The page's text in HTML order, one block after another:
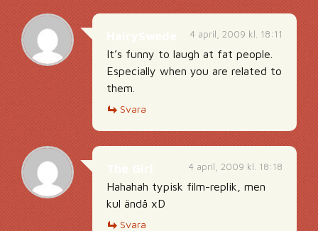
4 april, 2009 kl. 18:11
It’s funny to laugh at fat people.
Especially when you are related to
them.
Svara
4 april, 2009 kl. 18:18
Hahahah typisk film-replik, men
kul ändå xD
Svara